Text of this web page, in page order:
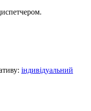
індивідуальний